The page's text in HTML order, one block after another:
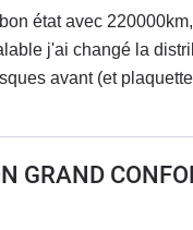
état avec
j'ai changé la
avant (et
je roule
et vitesse
de ce
GRAND